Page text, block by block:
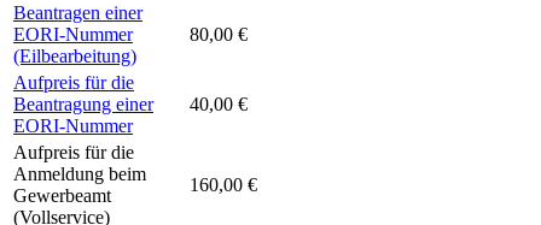
Beantragen einer
EORI-Nummer
(Eilbearbeitung)
80,00 €
Aufpreis für die
Beantragung einer
EORI-Nummer
40,00 €
Aufpreis für die
Anmeldung beim
Gewerbeamt
(Vollservice)
160,00 €